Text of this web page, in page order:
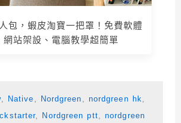
包，蝦皮淘寶一把罩！免費軟體
網站架設、電腦教學超簡單
, Native , Nordgreen , nordgreen hk,
, Nordgreen ptt, nordgreen